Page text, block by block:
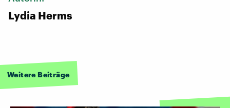
Lydia Herms
Weitere Beiträge